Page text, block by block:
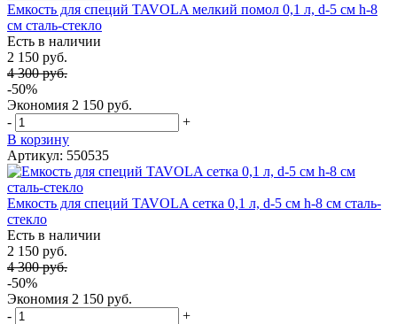
Емкость для специй TAVOLA мелкий помол 0,1 л, d-5 см h-8
см сталь-стекло
Есть в наличии
2 150 руб.
4 300 руб.
-50%
Экономия 2 150 руб.
-
+
В корзину
Артикул: 550535
Емкость для специй TAVOLA сетка 0,1 л, d-5 см h-8 см сталь-
стекло
Есть в наличии
2 150 руб.
4 300 руб.
-50%
Экономия 2 150 руб.
-
+